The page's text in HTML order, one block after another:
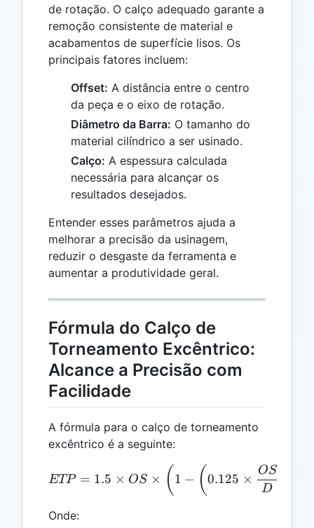
de rotação. O calço adequado garante a
remoção consistente de material e
acabamentos de superfície lisos. Os
principais fatores incluem:
Offset: A distância entre o centro
da peça e o eixo de rotação.
Diâmetro da Barra: O tamanho do
material cilíndrico a ser usinado.
Calço: A espessura calculada
necessária para alcançar os
resultados desejados.
Entender esses parâmetros ajuda a
melhorar a precisão da usinagem,
reduzir o desgaste da ferramenta e
aumentar a produtividade geral.
Fórmula do Calço de
Torneamento Excêntrico:
Alcance a Precisão com
Facilidade
A fórmula para o calço de torneamento
excêntrico é a seguinte:
ETP = 1.5 \times OS
ETP = 1.5 × OS × ( 1 − (0.125 ×
D
OS
Onde: